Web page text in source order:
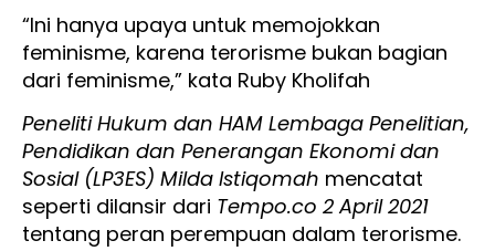
“Ini hanya upaya untuk memojokkan
feminisme, karena terorisme bukan bagian
dari feminisme,” kata Ruby Kholifah
Peneliti Hukum dan HAM Lembaga Penelitian,
Pendidikan dan Penerangan Ekonomi dan
Sosial (LP3ES) Milda Istiqomah mencatat
seperti dilansir dari Tempo.co 2 April 2021
tentang peran perempuan dalam terorisme.